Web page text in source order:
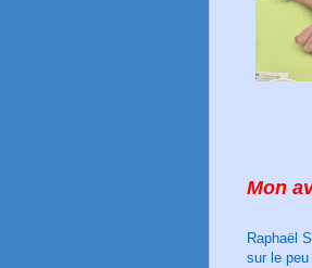
Mon
Raphaël
sur le